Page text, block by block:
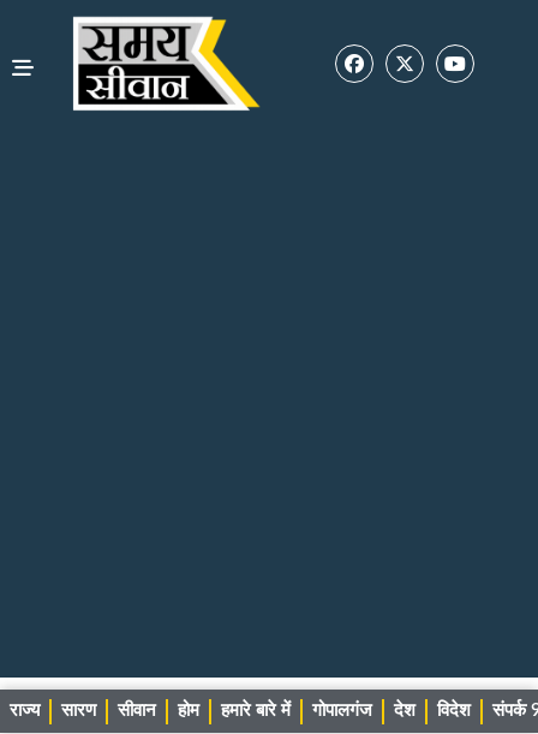
राज्य सारण सीवान होम हमारे बारे में गोपालगंज देश विदेश संपर्क